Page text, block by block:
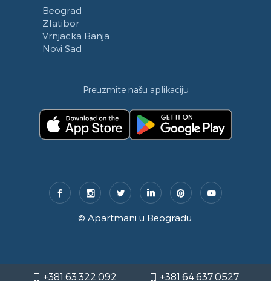
+381.63.322.092 +381.64.637.0527
Beograd
Zlatibor
Vrnjacka Banja
Novi Sad
Preuzmite našu aplikaciju
© Apartmani u Beogradu